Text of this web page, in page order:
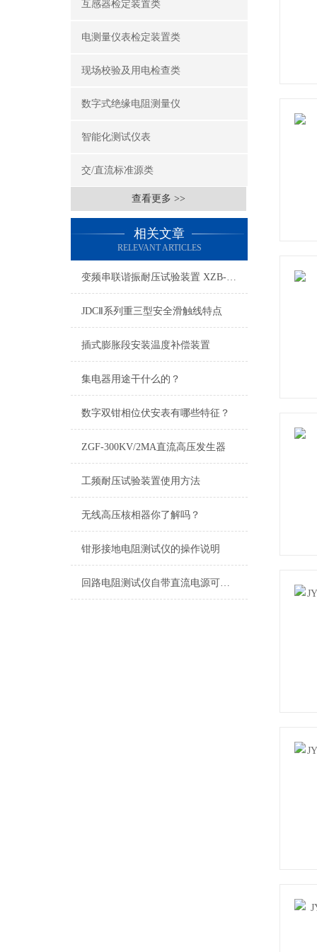
互感器检定装置类
电测量仪表检定装置类
现场校验及用电检查类
数字式绝缘电阻测量仪
智能化测试仪表
交/直流标准源类
查看更多 >>
相关文章
RELEVANT ARTICLES
变频串联谐振耐压试验装置 XZB-810kVA/270kV技术方案
JDCⅡ系列重三型安全滑触线特点
插式膨胀段安装温度补偿装置
集电器用途干什么的？
数字双钳相位伏安表有哪些特征？
ZGF-300KV/2MA直流高压发生器
工频耐压试验装置使用方法
无线高压核相器你了解吗？
钳形接地电阻测试仪的操作说明
回路电阻测试仪自带直流电源可在无电源试验现场进行试验